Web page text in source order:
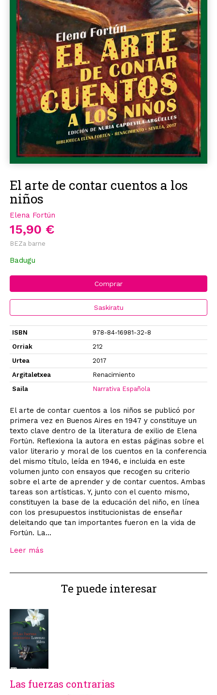
El arte de contar cuentos a los
niños
Elena Fortún
15,90 €
BEZa barne
Badugu
Comprar
Saskiratu
ISBN
978-84-16981-32-8
Orriak
212
Urtea
2017
Argitaletxea
Renacimiento
Saila
Narrativa Española
El arte de contar cuentos a los niños se publicó por
primera vez en Buenos Aires en 1947 y constituye un
texto clave dentro de la literatura de exilio de Elena
Fortún. Reflexiona la autora en estas páginas sobre el
valor literario y moral de los cuentos en la conferencia
del mismo título, leída en 1946, e incluida en este
volumen junto con ensayos que recogen su criterio
sobre el arte de aprender y de contar cuentos. Ambas
tareas son artísticas. Y, junto con el cuento mismo,
constituyen la base de la educación del niño, en línea
con los presupuestos institucionistas de enseñar
deleitando que tan importantes fueron en la vida de
Fortún. La...
Leer más
Te puede interesar
Las fuerzas contrarias